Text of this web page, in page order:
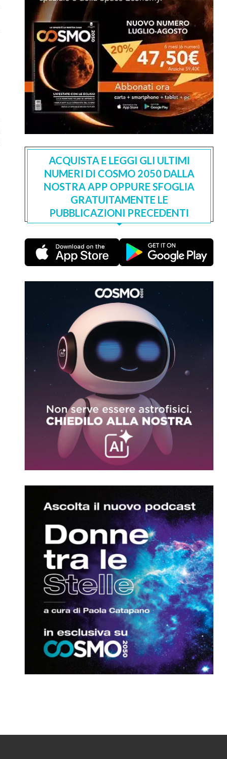
ACQUISTA E LEGGI GLI ULTIMI
NUMERI DI COSMO 2050 DALLA
NOSTRA APP OPPURE SFOGLIA
GRATUITAMENTE LE
PUBBLICAZIONI PRECEDENTI